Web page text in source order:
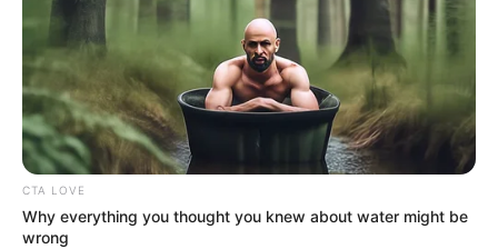
CTA LOVE
Why everything you thought you knew about water might be
wrong